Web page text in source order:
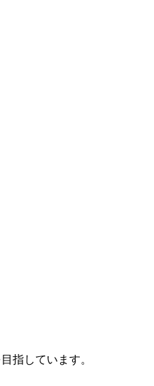
指しています。